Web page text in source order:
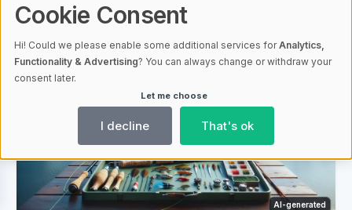
AI-generated
Cookie Consent
Hi! Could we please enable some additional services forAnalytics,
Functionality & Advertising? You can always change or withdraw your
consent later.
Let me choose
I decline That's ok